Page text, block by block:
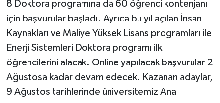
8 Doktora programına da 60 öğrenci kontenjanı
için başvurular başladı. Ayrıca bu yıl açılan İnsan
Kaynakları ve Maliye Yüksek Lisans programları ile
Enerji Sistemleri Doktora programı ilk
öğrencilerini alacak. Online yapılacak başvurular 2
Ağustosa kadar devam edecek. Kazanan adaylar,
9 Ağustos tarihlerinde üniversitemiz Ana